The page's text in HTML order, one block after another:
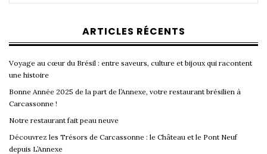
ARTICLES RÉCENTS
Voyage au cœur du Brésil : entre saveurs, culture et bijoux qui racontent
une histoire
Bonne Année 2025 de la part de l’Annexe, votre restaurant brésilien à
Carcassonne !
Notre restaurant fait peau neuve
Découvrez les Trésors de Carcassonne : le Château et le Pont Neuf
depuis L’Annexe